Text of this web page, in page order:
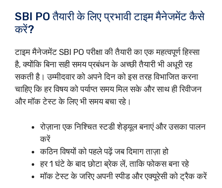
SBI PO तैयारी के लिए प्रभावी टाइम मैनेजमेंट कैसे
करें?
टाइम मैनेजमेंट SBI PO परीक्षा की तैयारी का एक महत्वपूर्ण हिस्सा
है, क्योंकि बिना सही समय प्रबंधन के अच्छी तैयारी भी अधूरी रह
सकती है। उम्मीदवार को अपने दिन को इस तरह विभाजित करना
चाहिए कि हर विषय को पर्याप्त समय मिल सके और साथ ही रिवीजन
और मॉक टेस्ट के लिए भी समय बचा रहे।
रोज़ाना एक निश्चित स्टडी शेड्यूल बनाएं और उसका पालन
करें
कठिन विषयों को पहले पढ़ें जब दिमाग ताज़ा हो
हर 1 घंटे के बाद छोटा ब्रेक लें, ताकि फोकस बना रहे
मॉक टेस्ट के जरिए अपनी स्पीड और एक्यूरेसी को ट्रैक करें